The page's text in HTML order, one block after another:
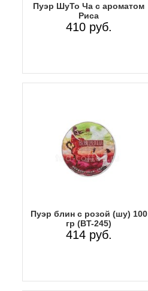
Пуэр ШуТо Ча с ароматом
Риса
410 руб.
Пуэр блин с розой (шу) 100
гр (BT-245)
414 руб.